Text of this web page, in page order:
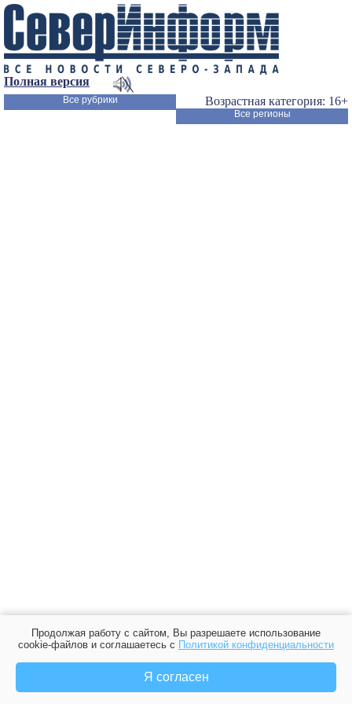
Полная версия
Возрастная категория: 16+
Все рубрики
Все регионы
Продолжая работу с сайтом, Вы разрешаете использование
cookie-файлов и соглашаетесь с Политикой конфиденциальности
Я согласен